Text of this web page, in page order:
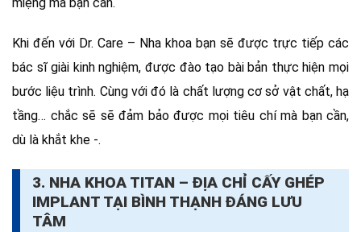
Khi đến với Dr. Care – Nha khoa bạn sẽ được trực tiếp các
bác sĩ giài kinh nghiệm, được đào tạo bài bản thực hiện mọi
bước liệu trình. Cùng với đó là chất lượng cơ sở vật chất, hạ
tầng… chắc sẽ sẽ đảm bảo được mọi tiêu chí mà bạn cần,
dù là khắt khe -.
3. NHA KHOA TITAN – ĐỊA CHỈ CẤY GHÉP
IMPLANT TẠI BÌNH THẠNH ĐÁNG LƯU
TÂM